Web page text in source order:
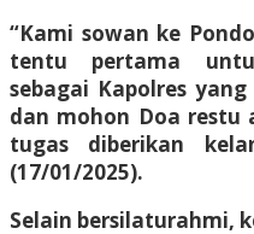
“Kami sowan ke
tentu pertama
sebagai Kapolres
dan mohon Doa restu
tugas diberikan
(17/01/2025).
Selain bersilaturahmi,